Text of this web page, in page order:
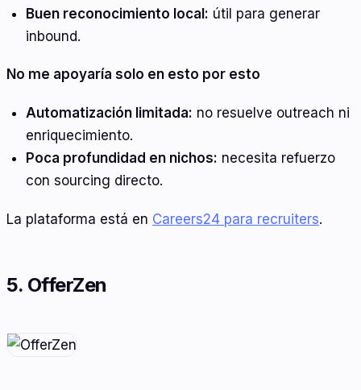
Buen reconocimiento local: útil para generar
inbound.
No me apoyaría solo en esto por esto
Automatización limitada: no resuelve outreach ni
enriquecimiento.
Poca profundidad en nichos: necesita refuerzo
con sourcing directo.
La plataforma está en Careers24 para recruiters.
5. OfferZen